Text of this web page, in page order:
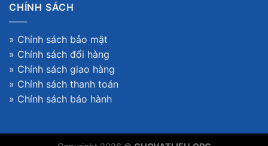
CHÍNH SÁCH
» Chính sách bảo mật
» Chính sách đổi hàng
» Chính sách giao hàng
» Chính sách thanh toán
» Chính sách bảo hành